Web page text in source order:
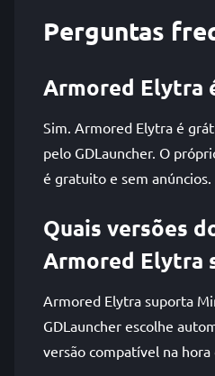
Perguntas
Armored Elytra
Sim. Armored Elytra é
pelo GDLauncher. O
é gratuito e sem anúncios.
Quais versões
Armored Elytra
Armored Elytra suporta
GDLauncher escolhe
versão compatível na hora